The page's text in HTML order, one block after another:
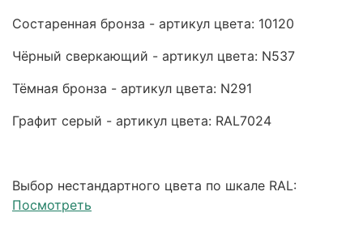
Состаренная бронза - артикул цвета: 10120
Чёрный сверкающий - артикул цвета: N537
Тёмная бронза - артикул цвета: N291
Графит серый - артикул цвета: RAL7024
Выбор нестандартного цвета по шкале RAL:
Посмотреть